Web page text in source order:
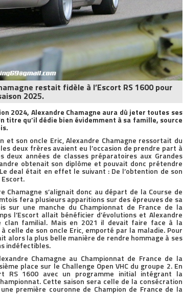
restait fidèle à l’Escort RS 1600 pour
2025.
2024, Alexandre Chamagne aura dû jeter toutes ses
qu’il dédie bien évidemment à sa famille, source
et son oncle Eric, Alexandre Chamagne ressortait du
deux frères avaient eu l’occasion de prendre part à
deux années de classes préparatoires aux Grandes
obtenait son diplôme et pouvait donc prétendre
deal était en effet le suivant : De l’obtention de son
s’alignait donc au départ de la Course de
fera plusieurs apparitions sur des épreuves de sa
sur une manche du Championnat de France de la
l’Escort allait bénéficier d’évolutions et Alexandre
clan familial. Mais en 2021 il devait faire face à la
celle de son oncle Eric, emporté par la maladie. Pour
alors la plus belle manière de rendre hommage à ses
indéfectibles.
Chamagne au Championnat de France de la
place sur le Challenge Open VHC du groupe 2. En
RS 1600 avec un programme initial intégrant la
Cette saison sera celle de la consécration
première couronne de Champion de France de la